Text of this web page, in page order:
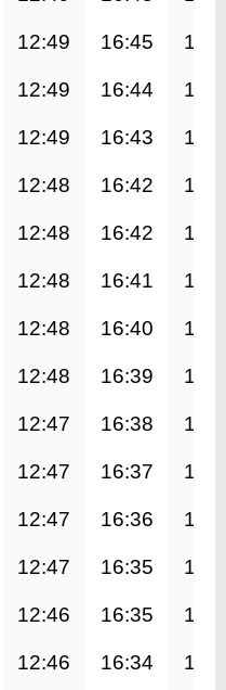
12:49 16:45
12:49 16:44
12:49 16:43
12:48 16:42
12:48 16:42
12:48 16:41
12:48 16:40
12:48 16:39
12:47 16:38
12:47 16:37
12:47 16:36
12:47 16:35
12:46 16:35
12:46 16:34